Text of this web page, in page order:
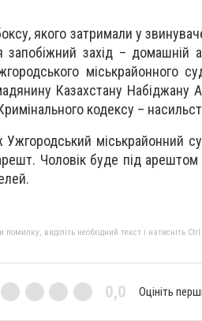
якого затримали у
запобіжний захід – домашній
міськрайонного
Казахстану Набіджану
кодексу –
Ужгородський міськрайонний
Чоловік буде під арештом
виділіть необхідний текст і натисніть
0,0 Оцініть